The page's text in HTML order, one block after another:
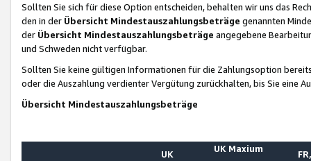
Sollten Sie sich für diese Option entscheiden, behalten wir uns das
den in der Übersicht Mindestauszahlungsbeträge genannten
der Übersicht Mindestauszahlungsbeträge angegebene
und Schweden nicht verfügbar.
Sollten Sie keine gültigen Informationen für die Zahlungsoption
oder die Auszahlung verdienter Vergütung zurückhalten, bis Sie
Übersicht Mindestauszahlungsbeträge
UK
UK Maxium